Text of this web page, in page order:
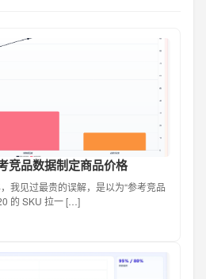
竞品数据制定商品价格
我见过最贵的误解，是以为“参考竞品
的 SKU 拉一 […]